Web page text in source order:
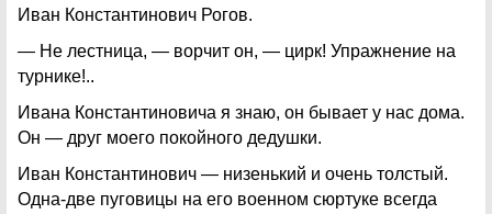
Иван Константинович Рогов.
— Не лестница, — ворчит он, — цирк! Упражнение на
турнике!..
Ивана Константиновича я знаю, он бывает у нас дома.
Он — друг моего покойного дедушки.
Иван Константинович — низенький и очень толстый.
Одна-две пуговицы на его военном сюртуке всегда